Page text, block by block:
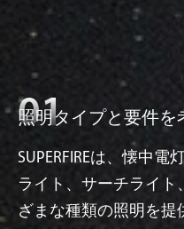
照明タイプと要件を
SUPERFIREは、懐中
ライト、サーチライト
ざまな種類の照明を提